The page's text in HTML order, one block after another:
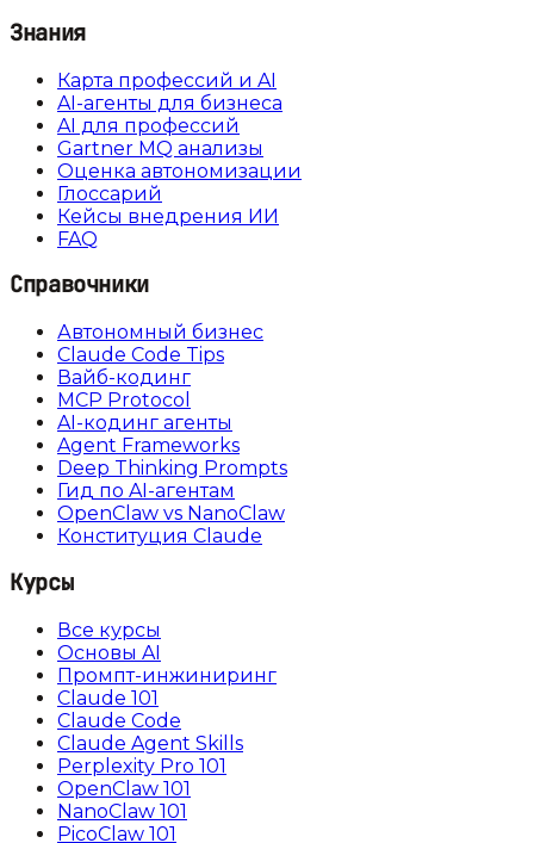
Знания
Карта профессий и AI
AI-агенты для бизнеса
AI для профессий
Gartner MQ анализы
Оценка автономизации
Глоссарий
Кейсы внедрения ИИ
FAQ
Справочники
Автономный бизнес
Claude Code Tips
Вайб-кодинг
MCP Protocol
AI-кодинг агенты
Agent Frameworks
Deep Thinking Prompts
Гид по AI-агентам
OpenClaw vs NanoClaw
Конституция Claude
Курсы
Все курсы
Основы AI
Промпт-инжиниринг
Claude 101
Claude Code
Claude Agent Skills
Perplexity Pro 101
OpenClaw 101
NanoClaw 101
PicoClaw 101